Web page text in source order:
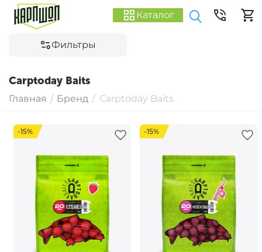
Каталог
Фильтры
Carptoday Baits
Главная / Бренд / Carptoday Baits
-15% -15%